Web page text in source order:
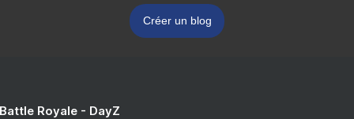
Créer un blog
Royale - DayZ